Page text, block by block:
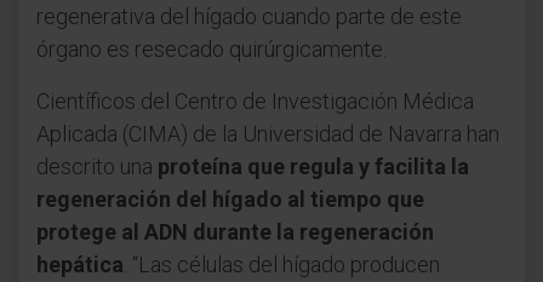
regenerativa del hígado cuando parte de este
órgano es resecado quirúrgicamente.
Científicos del Centro de Investigación Médica
Aplicada (CIMA) de la Universidad de Navarra han
descrito una proteína que regula y facilita la
regeneración del hígado al tiempo que
protege al ADN durante la regeneración
hepática . “Las células del hígado producen